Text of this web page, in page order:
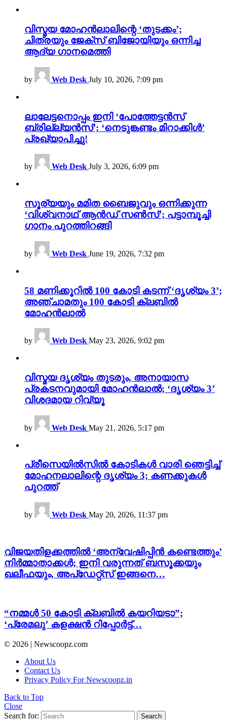
വിസ്മയ മോഹൻലാലിന്റെ ‘തുടക്കം’;
ചിത്രയും ജേക്സ് ബിജോയിയും ഒന്നിച്ച
ആദ്യ ഗാനമെത്തി
by Web Desk July 10, 2026, 7:09 pm
ലാലേട്ടനൊപ്പം ഇനി ‘പോത്തേട്ടൻസ്
ബ്രില്ല്യൻസ്’; ‘നെടുങ്കണ്ടം മിറാക്കിൾ’
പ്രഖ്യാപിച്ചു!
by Web Desk July 3, 2026, 6:09 pm
സൂര്യയും മമിത ബൈജുവും ഒന്നിക്കുന്ന
‘വിശ്വനാഥ് ആൻഡ് സൺസ്’; പട്ടാമ്പൂച്ചി
ഗാനം പുറത്തിറങ്ങി
by Web Desk June 19, 2026, 7:32 pm
58 മണിക്കൂറിൽ 100 കോടി കടന്ന് ‘ദൃശ്യം 3’;
അഞ്ചാമതും 100 കോടി ക്ലബിൽ
മോഹൻലാൽ
by Web Desk May 23, 2026, 9:02 pm
വിസ്മയ ദൃശ്യം തുടരും, അനായാസ
പ്രകടനവുമായി മോഹൻലാൽ; ‘ദൃശ്യം 3’
വിശദമായ റിവ്യൂ
by Web Desk May 21, 2026, 5:17 pm
പ്രീസെയിൽസിൽ കോടികൾ വാരി ഞെട്ടിച്ച്
മോഹനലാലിന്റെ ദൃശ്യം 3; കണക്കുകൾ
പുറത്ത്
by Web Desk May 20, 2026, 11:37 pm
വിജയതിളക്കത്തിൽ ‘അന്വേഷിപ്പിൻ കണ്ടെത്തും’
നിർമ്മാതാക്കൾ; ഇനി വരുന്നത് ബസൂക്കയും
ഖലീഫയും, അപ്ഡേറ്റ്സ് ഇങ്ങനെ…
“നമ്മൾ 50 കോടി ക്ലബിൽ കയറിയടാ”;
‘പ്രേമലു’ കളക്ഷൻ റിപ്പോർട്ട്…
© 2026 | Newscoopz.com
About Us
Contact Us
Privacy Policy For Newscoopz.in
Back to Top
Close
Search for:
Search